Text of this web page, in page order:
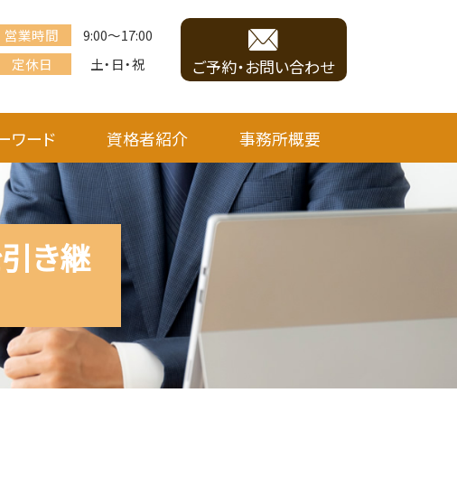
き継
営業時間
9:00～17:00
定休日
土・日・祝 ご予約・お問い合わせ
ワード 資格者紹介 事務所概要